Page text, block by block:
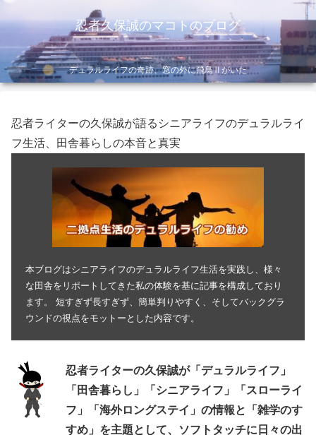
忍者久保誠のマコトのブログ
デュラルライフの奇跡、窓の外に飛鳥Ⅱがいた
忍者ライターの久保誠が語るシニアライフのデュラルライ
フ生活、田舎暮らしの本音と真実
本ブログはシニアライフのデュラルライフ生活を実践し、様々
な田舎をリポートしてきた私の体験を基に記事を構成しており
ます。 短すぎず長すぎず、簡単判りやすく、そしてバックグラ
ウンドの視点をモットーとした内容です。
忍者ライターの久保誠が「デュラルライフ」
「田舎暮らし」「シニアライフ」「スローライ
フ」「海外ロングステイ」の情報と「雑学のす
すめ」を主題として、ソフトタッチに日々の出